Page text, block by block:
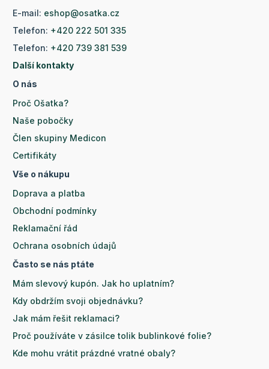
E-mail: eshop@osatka.cz
Telefon: +420 222 501 335
Telefon: +420 739 381 539
Další kontakty
O nás
Proč Ošatka?
Naše pobočky
Člen skupiny Medicon
Certifikáty
Vše o nákupu
Doprava a platba
Obchodní podmínky
Reklamační řád
Ochrana osobních údajů
Často se nás ptáte
Mám slevový kupón. Jak ho uplatním?
Kdy obdržím svoji objednávku?
Jak mám řešit reklamaci?
Proč používáte v zásilce tolik bublinkové folie?
Kde mohu vrátit prázdné vratné obaly?